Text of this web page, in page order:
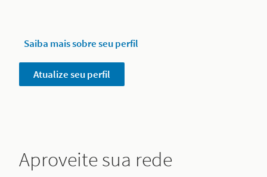
Saiba mais sobre seu perfil
Atualize seu perfil
Aproveite sua rede